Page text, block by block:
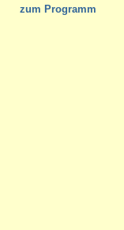
zum Programm